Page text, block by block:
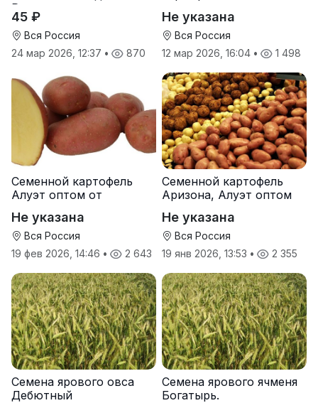
Руси
45 ₽
Вся Россия
24 мар 2026, 12:37 • 870
Не указана
Вся Россия
12 мар 2026, 16:04 • 1 498
Семенной картофель
Алуэт оптом от
Не указана
Вся Россия
19 фев 2026, 14:46 • 2 643
Семенной картофель
Аризона, Алуэт оптом
Не указана
Вся Россия
19 янв 2026, 13:53 • 2 355
Семена ярового овса
Дебютный
Семена ярового ячменя
Богатырь.